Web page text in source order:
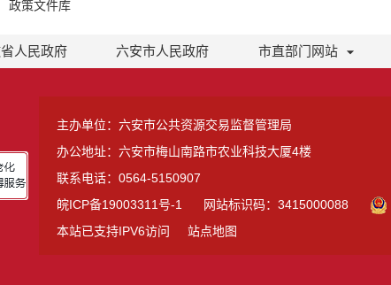
政策文件库
人民政府 六安市人民政府 市直部门网站
主办单位：六安市公共资源交易监督管理局
办公地址：六安市梅山南路市农业科技大厦4楼
联系电话：0564-5150907
皖ICP备19003311号-1
网站标识码：3415000088
本站已支持IPV6访问
站点地图